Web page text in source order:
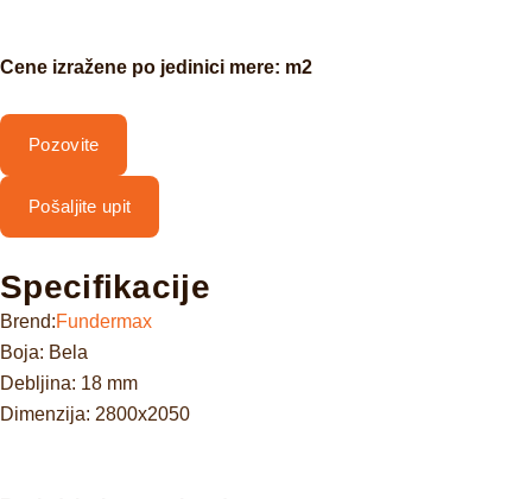
Cene izražene po jedinici mere: m2
Pozovite
Pošaljite upit
Specifikacije
Brend:Fundermax
Boja: Bela
Debljina: 18 mm
Dimenzija: 2800x2050